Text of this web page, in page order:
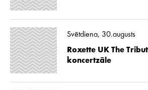
Svētdiena, 30.augusts
Roxette UK The
koncertzāle